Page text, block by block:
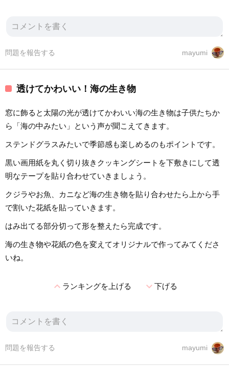
mayumi
問題を報告する
透けてかわいい！海の生き物
窓に飾ると太陽の光が透けてかわいい海の生き物は子供たちか
ら「海の中みたい」という声が聞こえてきます。
ステンドグラスみたいで季節感も楽しめるのもポイントです。
黒い画用紙を丸く切り抜きクッキングシートを下敷きにして透
明なテープを貼り合わせていきましょう。
クジラやお魚、カニなど海の生き物を貼り合わせたら上から手
で割いた花紙を貼っていきます。
はみ出てる部分切って形を整えたら完成です。
海の生き物や花紙の色を変えてオリジナルで作ってみてくださ
いね。
expand_lessランキングを上げる expand_more下げる
mayumi
問題を報告する